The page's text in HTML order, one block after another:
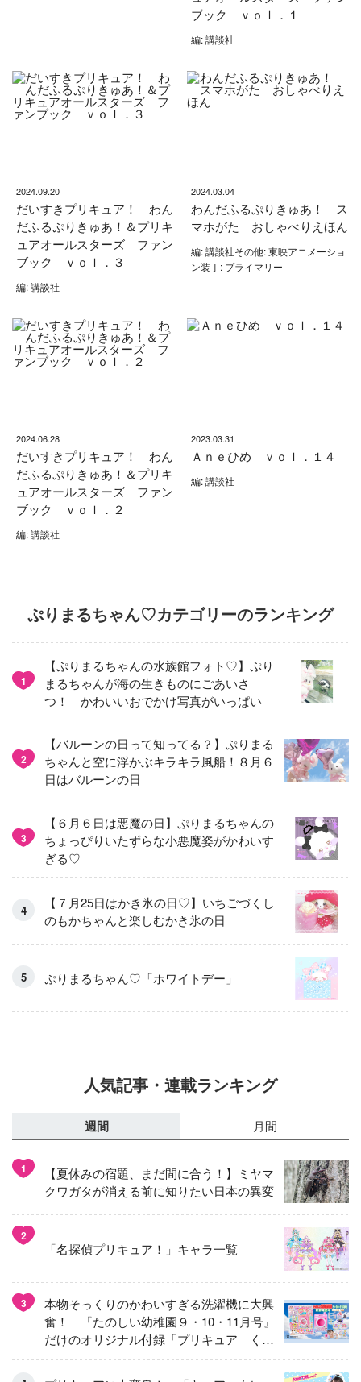
ブック ｖｏｌ．１
編: 講談社
2024.09.20
だいすきプリキュア！ わん
だふるぷりきゅあ！＆プリキ
ュアオールスターズ ファン
ブック ｖｏｌ．３
編: 講談社
2024.03.04
わんだふるぷりきゅあ！ ス
マホがた おしゃべりえほん
編: 講談社その他: 東映アニメーショ
ン装丁: プライマリー
2024.06.28
だいすきプリキュア！ わん
だふるぷりきゅあ！＆プリキ
ュアオールスターズ ファン
ブック ｖｏｌ．２
編: 講談社
2023.03.31
Ａｎｅひめ ｖｏｌ．１４
編: 講談社
ぷりまるちゃん♡カテゴリーのランキング
1
【ぷりまるちゃんの水族館フォト♡】ぷり
まるちゃんが海の生きものにごあいさ
つ！ かわいいおでかけ写真がいっぱい
2
【バルーンの日って知ってる？】ぷりまる
ちゃんと空に浮かぶキラキラ風船！８月６
日はバルーンの日
3
【６月６日は悪魔の日】ぷりまるちゃんの
ちょっぴりいたずらな小悪魔姿がかわいす
ぎる♡
【７月25日はかき氷の日♡】いちごづくし
のもかちゃんと楽しむかき氷の日
ぷりまるちゃん♡「ホワイトデー」
人気記事・連載ランキング
週間 月間
1
【夏休みの宿題、まだ間に合う！】ミヤマ
クワガタが消える前に知りたい日本の異変
2
「名探偵プリキュア！」キャラ一覧
3
本物そっくりのかわいすぎる洗濯機に大興
奮！ 『たのしい幼稚園９・10・11月号』
だけのオリジナル付録「プリキュア くる
くるせんたくき」